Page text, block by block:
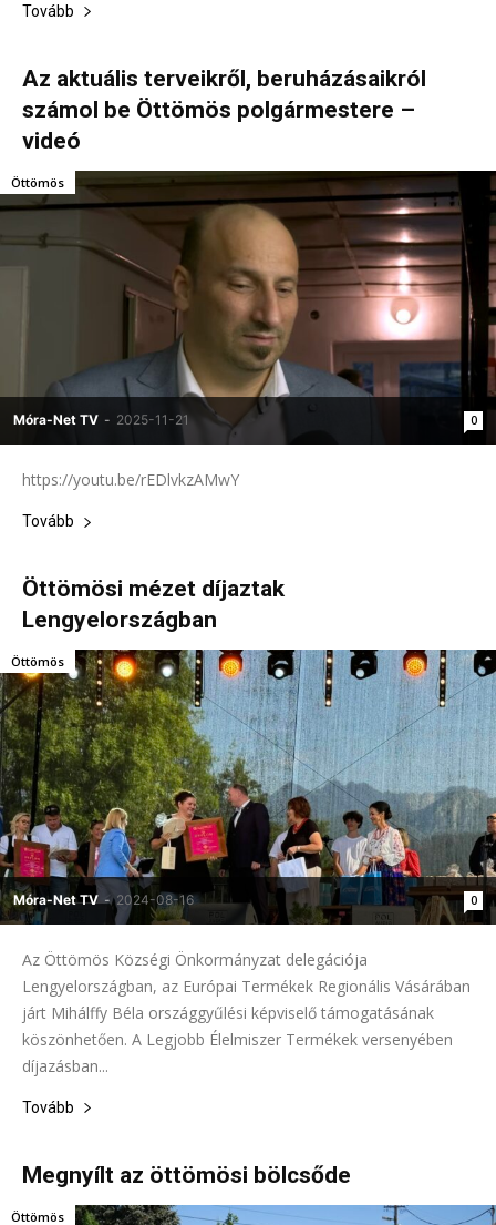
Tovább
Az aktuális terveikről, beruházásaikról
számol be Öttömös polgármestere –
videó
Móra-Net TV - 2025-11-21 0
Öttömös
https://youtu.be/rEDlvkzAMwY
Tovább
Öttömösi mézet díjaztak
Lengyelországban
Móra-Net TV - 2024-08-16 0
Öttömös
Az Öttömös Községi Önkormányzat delegációja
Lengyelországban, az Európai Termékek Regionális Vásárában
járt Mihálffy Béla országgyűlési képviselő támogatásának
köszönhetően. A Legjobb Élelmiszer Termékek versenyében
díjazásban...
Tovább
Megnyílt az öttömösi bölcsőde
Öttömös